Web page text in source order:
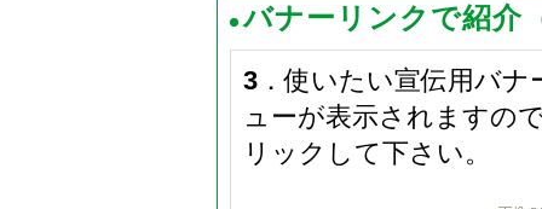
バナーリンクで紹介
3 ．使いたい宣伝用バ
ューが表示されますの
リックして下さい。